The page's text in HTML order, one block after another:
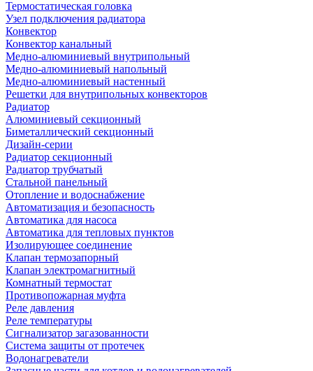
Термостатическая головка
Узел подключения радиатора
Конвектор
Конвектор канальный
Медно-алюминиевый внутрипольный
Медно-алюминиевый напольный
Медно-алюминиевый настенный
Решетки для внутрипольных конвекторов
Радиатор
Алюминиевый секционный
Биметаллический секционный
Дизайн-серии
Радиатор секционный
Радиатор трубчатый
Стальной панельный
Отопление и водоснабжение
Автоматизация и безопасность
Автоматика для насоса
Автоматика для тепловых пунктов
Изолирующее соединение
Клапан термозапорный
Клапан электромагнитный
Комнатный термостат
Противопожарная муфта
Реле давления
Реле температуры
Сигнализатор загазованности
Система защиты от протечек
Водонагреватели